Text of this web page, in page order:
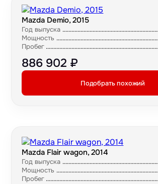
Mazda Demio, 2015
Год выпуска
Мощность
Пробег
886 902 ₽
Подобрать похожий
Mazda Flair wagon, 2014
Год выпуска
Мощность
Пробег